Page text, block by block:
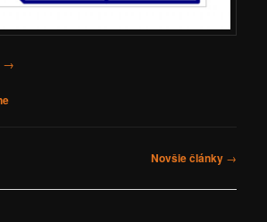
→
Novšie články →